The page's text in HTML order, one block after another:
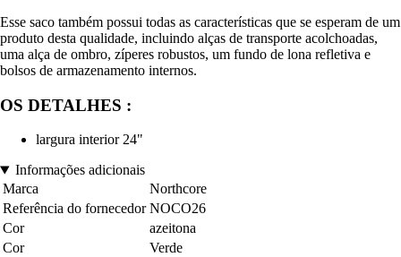
Esse saco também possui todas as características que se esperam de um
produto desta qualidade, incluindo alças de transporte acolchoadas,
uma alça de ombro, zíperes robustos, um fundo de lona refletiva e
bolsos de armazenamento internos.
OS DETALHES :
largura interior 24"
Informações adicionais
Marca
Northcore
Referência do fornecedor NOCO26
Cor
azeitona
Cor
Verde